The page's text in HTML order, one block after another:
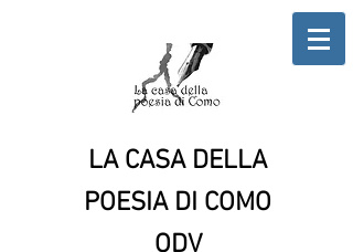
LA CASA DELLA
POESIA DI COMO
ODV